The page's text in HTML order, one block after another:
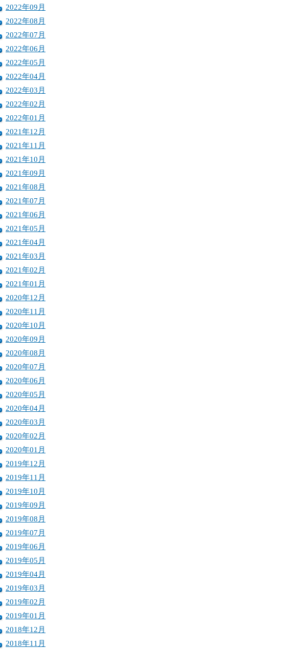
2022年09月
2022年08月
2022年07月
2022年06月
2022年05月
2022年04月
2022年03月
2022年02月
2022年01月
2021年12月
2021年11月
2021年10月
2021年09月
2021年08月
2021年07月
2021年06月
2021年05月
2021年04月
2021年03月
2021年02月
2021年01月
2020年12月
2020年11月
2020年10月
2020年09月
2020年08月
2020年07月
2020年06月
2020年05月
2020年04月
2020年03月
2020年02月
2020年01月
2019年12月
2019年11月
2019年10月
2019年09月
2019年08月
2019年07月
2019年06月
2019年05月
2019年04月
2019年03月
2019年02月
2019年01月
2018年12月
2018年11月